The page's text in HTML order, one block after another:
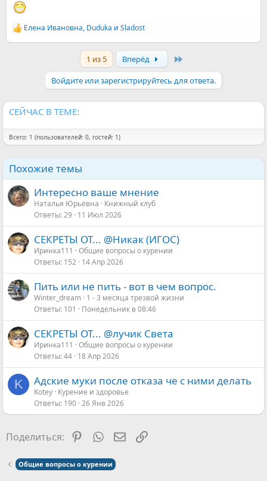
Р
е
Елена Ивановна, Duduka и Sladost
1 из 5 Вперёд
Войдите или зарегистрируйтесь для ответа.
СЕЙЧАС В ТЕМЕ:
Всего: 1 (пользователей: 0, гостей: 1)
Похожие темы
Интересно ваше мнение
Наталья Юрьевна
Книжный клуб
Ответы 29 11 Июл 2026
СЕКРЕТЫ ОТ... @Никак (ИГОС)
Иринка111
Общие вопросы о курении
Ответы 152 14 Апр 2026
Пить или не пить - вот в чем вопрос.
Winter_dream 1 - 3 месяца трезвой жизни
Ответы 101 Понедельник в 08:46
СЕКРЕТЫ ОТ... @лучик Света
Иринка111
Общие вопросы о курении
Ответы 44 18 Апр 2026
K Адские муки после отказа че с ними делать
Kotey Курение и здоровье
Ответы 190 26 Янв 2026
Поделиться: Pinterest
WhatsAppЭлектронная почта
Ссылка
Общие вопросы о курении